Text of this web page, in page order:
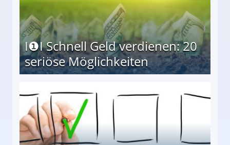
I❶I Schnell Geld verdienen: 20
seriöse Möglichkeiten